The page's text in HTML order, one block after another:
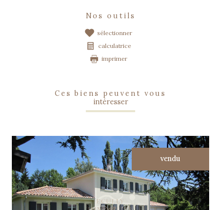
nos outils
sélectionner
calculatrice
imprimer
ces biens peuvent vous
intéresser
vendu